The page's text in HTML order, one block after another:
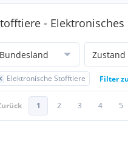
- Elektronisches
Bundesland Zustand
Elektronische Stofftiere Filter
1 2 3 4 5